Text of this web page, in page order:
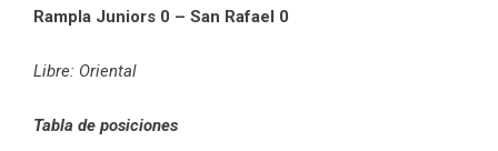
Rampla Juniors 0 – San Rafael 0
Libre: Oriental
Tabla de posiciones